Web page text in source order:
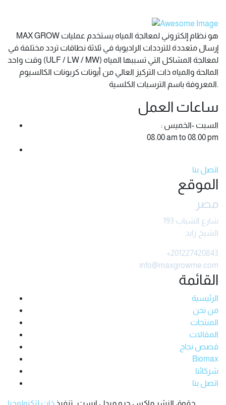
MAX GROW هو نظام إلكتروني لمعالجة المياه يستخدم عمليات
إرسال متعددة للترددات الراديوية في ثلاثة نطاقات تردد مختلفة في
وقت واحد (ULF / LW / MW) لمعالجة المشاكل التي تسببها المياه
المالحة والمياه ذات التركيز العالي من أيونات كربونات الكالسيوم
المعروفة باسم الترسبات الكلسية.
ساعات العمل
: السبت -الخميس
08.00 am to 08.00 pm
اتصل بنا
الموقع
مصر
شارع الشباب 193
الشيخ زايد
+201227420843
info@maxgrowme.com
القائمة
الرئيسية
من نحن
المنتجات
المقالات
قصص نجاح
Biomax
شركائنا
اتصل بنا
حقوق النشر ماكس جرو ميدل ايست . تنفيذ ذات لتكنولوجيا